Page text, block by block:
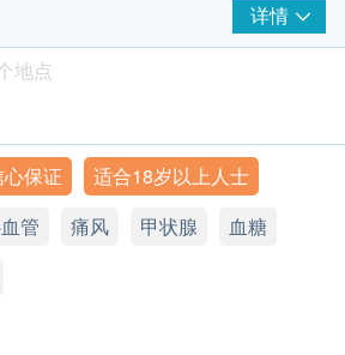
血脂及血压)
检查
5726 4497 预约服务。
后14工作天收到电子报告。 ( 星期
期不计算在内 ; 如遇恶劣天气情况
应会延迟完成时间 )
9月1日起订购之身体检查计划或
期为3个月，逾期作废。
疫苗接种程序。
于1人享用及只可享用1次 (不包括
亦不可兑换成现金及不可转换为其
详情
地点
坊办公室大楼11楼
5857
保证
适合18岁以上人士
管 痛风 甲状腺
血糖